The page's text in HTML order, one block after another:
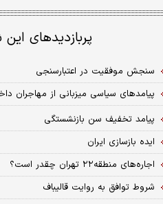
پربازدیدهای این
سنجش موفقیت در اعتبارسنجی
پیامدهای سیاسی میزبانی از مهاجران
پیامد تخفیف سن بازنشستگی
ایده بازسازی ایران
اجاره‌های منطقه۲۲ تهران چقدر است؟
شروط توافق به روایت قالیباف